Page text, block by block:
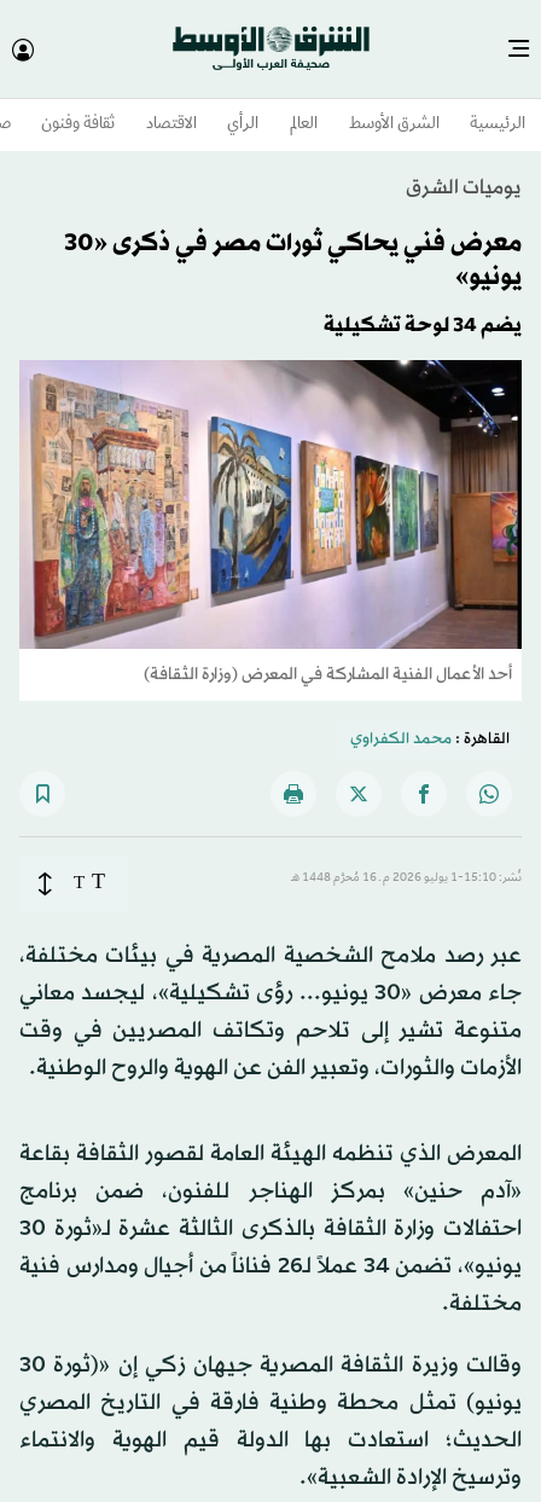
الرئيسية الشرق الأوسط​ العالم الرأي الاقتصاد ثقافة وفنون
يوميات الشرق
معرض فني يحاكي ثورات مصر في ذكرى «30
يونيو»
يضم 34 لوحة تشكيلية
أحد الأعمال الفنية المشاركة في المعرض (وزارة الثقافة)
القاهرة :محمد الكفراوي
نُشر: 15:10-1 يوليو 2026 م ـ 16 مُحرَّم 1448 هـ T
T
عبر رصد ملامح الشخصية المصرية في بيئات مختلفة،
جاء معرض «30 يونيو... رؤى تشكيلية»، ليجسد معاني
متنوعة تشير إلى تلاحم وتكاتف المصريين في وقت
الأزمات والثورات، وتعبير الفن عن الهوية والروح الوطنية.
المعرض الذي تنظمه الهيئة العامة لقصور الثقافة بقاعة
«آدم حنين» بمركز الهناجر للفنون، ضمن برنامج
احتفالات وزارة الثقافة بالذكرى الثالثة عشرة لـ«ثورة 30
يونيو»، تضمن 34 عملاً لـ26 فناناً من أجيال ومدارس فنية
مختلفة.
وقالت وزيرة الثقافة المصرية جيهان زكي إن «(ثورة 30
يونيو) تمثل محطة وطنية فارقة في التاريخ المصري
الحديث؛ استعادت بها الدولة قيم الهوية والانتماء
وترسيخ الإرادة الشعبية».